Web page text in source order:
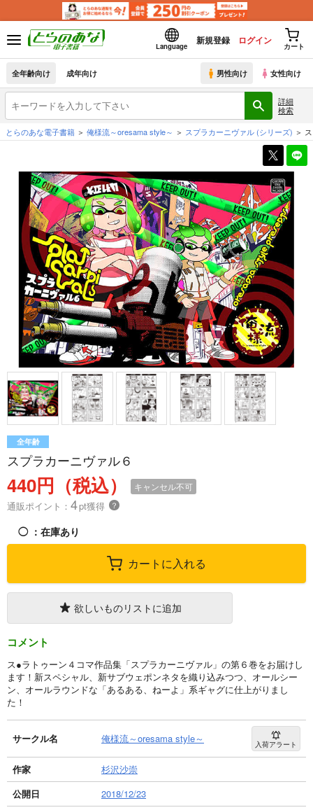
Language
新規登録 ログイン
カート
全年齢向け 成年向け 男性向け 女性向け
詳細
検索
とらのあな電子書籍
俺様流～oresama style～ スプラカーニヴァル (シリーズ)
全年齢
スプラカーニヴァル６
440円（税込） キャンセル不可
通販ポイント： 4pt獲得 ？
◯ ：在庫あり
カートに入れる
欲しいものリストに追加
コメント
ス●ラトゥーン４コマ作品集「スプラカーニヴァル」の第６巻をお届けし
ます！新スペシャル、新サブウェポンネタを織り込みつつ、オールシー
ン、オールラウンドな「あるある、ねーよ」系ギャグに仕上がりまし
た！
サークル名 俺様流～oresama style～ 入荷アラート
作家
杉沢沙崇
公開日
2018/12/23